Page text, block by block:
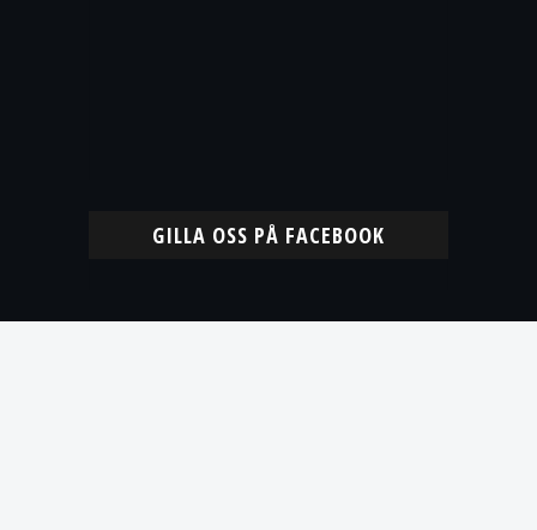
GILLA OSS PÅ FACEBOOK